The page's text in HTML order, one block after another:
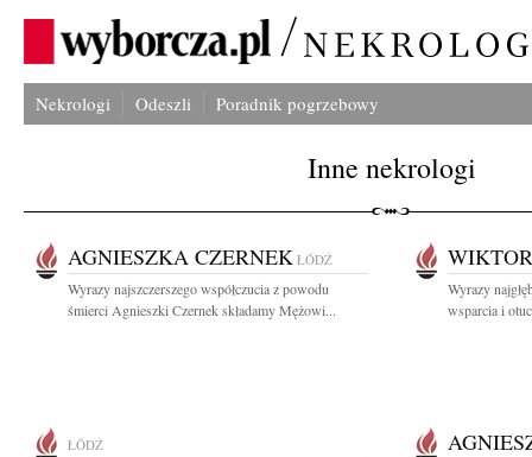
Nekrologi Odeszli Poradnik pogrzebowy
Inne nekrologi
AGNIESZKA CZERNEK ŁÓDŹ
Wyrazy najszczerszego współczucia z powodu
śmierci Agnieszki Czernek składamy Mężowi...
Wyrazy
wsparcia i
ŁÓDŹ